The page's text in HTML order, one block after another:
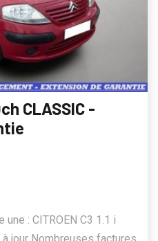
CLASSIC -
: CITROEN C3 1.1 i